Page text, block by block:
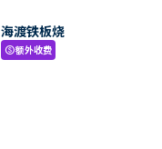
海渡铁板烧
paid额外收费